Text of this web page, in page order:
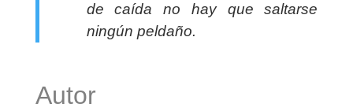
de caída no hay que saltarse
ningún peldaño.
Autor